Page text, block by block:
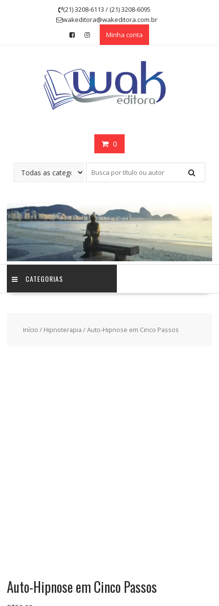
(21) 3208-6113 / (21) 3208-6095
wakeditora@wakeditora.com.br
Minha conta
0
CATEGORIAS
Início / Hipnoterapia / Auto-Hipnose em Cinco Passos
Auto-Hipnose em Cinco Passos